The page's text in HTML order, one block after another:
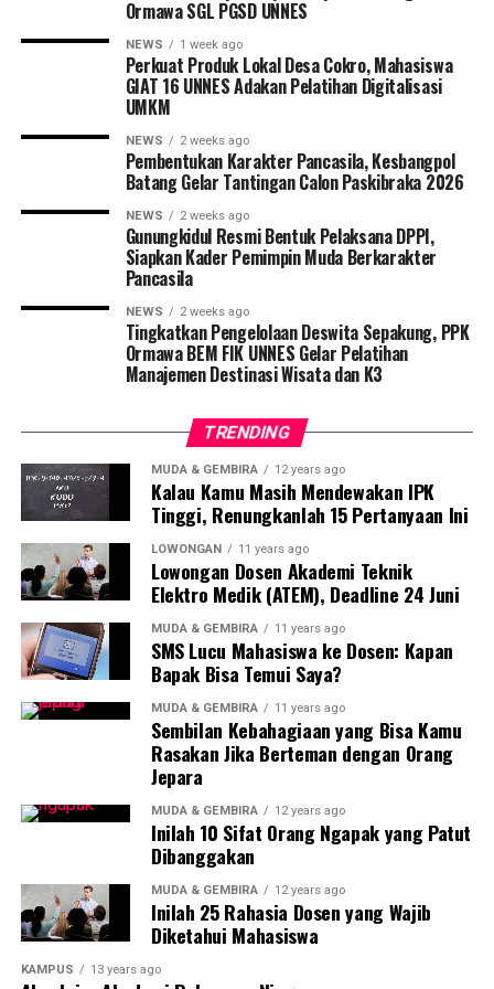
RELATED TOPICS: SMA SULTAN AGUNG
Mahasiswa Tuntut Pendidikan Gratis
Malam ini, Tompi Tampil di Hotel Dafam
rahmat petuguran
Ormawa SGL PGSD UNNES
NEWS 1 week ago
Perkuat Produk Lokal Desa Cokro, Mahasiswa
GIAT 16 UNNES Adakan Pelatihan Digitalisasi
UMKM
NEWS 2 weeks ago
Pembentukan Karakter Pancasila, Kesbangpol
Batang Gelar Tantingan Calon Paskibraka 2026
NEWS 2 weeks ago
Gunungkidul Resmi Bentuk Pelaksana DPPI,
Siapkan Kader Pemimpin Muda Berkarakter
Pancasila
NEWS 2 weeks ago
Tingkatkan Pengelolaan Deswita Sepakung, PPK
Ormawa BEM FIK UNNES Gelar Pelatihan
Manajemen Destinasi Wisata dan K3
TRENDING
MUDA & GEMBIRA 12 years ago
Kalau Kamu Masih Mendewakan IPK
Tinggi, Renungkanlah 15 Pertanyaan Ini
LOWONGAN 11 years ago
Lowongan Dosen Akademi Teknik
Elektro Medik (ATEM), Deadline 24 Juni
MUDA & GEMBIRA 11 years ago
SMS Lucu Mahasiswa ke Dosen: Kapan
Bapak Bisa Temui Saya?
MUDA & GEMBIRA 11 years ago
Sembilan Kebahagiaan yang Bisa Kamu
Rasakan Jika Berteman dengan Orang
Jepara
MUDA & GEMBIRA 12 years ago
Inilah 10 Sifat Orang Ngapak yang Patut
Dibanggakan
MUDA & GEMBIRA 12 years ago
Inilah 25 Rahasia Dosen yang Wajib
Diketahui Mahasiswa
KAMPUS 13 years ago